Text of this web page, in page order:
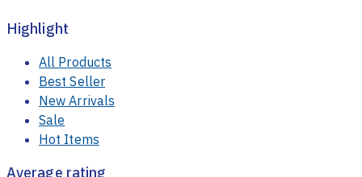
Highlight
All Products
Best Seller
New Arrivals
Sale
Hot Items
Average rating